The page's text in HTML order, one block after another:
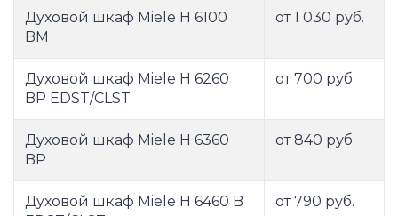
Духовой шкаф Miele H 6100
BM
от 1 030 руб.
Духовой шкаф Miele H 6260
BP EDST/CLST
от 700 руб.
Духовой шкаф Miele H 6360
BP
от 840 руб.
Духовой шкаф Miele H 6460 B
от 790 руб.